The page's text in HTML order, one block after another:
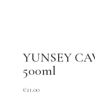
YUNSEY
500ml
€11.00